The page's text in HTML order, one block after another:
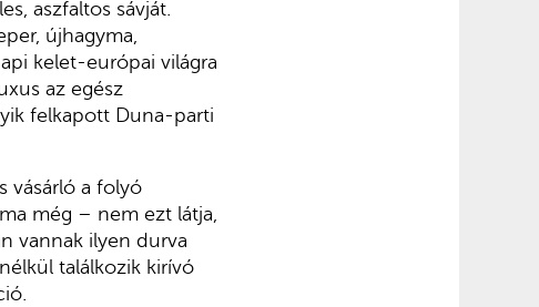
aszfaltos sávját.
újhagyma,
kelet-európai világra
az egész
felkapott Duna-parti
vásárló a folyó
még – nem ezt látja,
vannak ilyen durva
találkozik kirívó